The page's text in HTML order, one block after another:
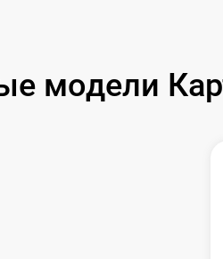
модели